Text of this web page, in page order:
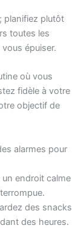
planifiez plutôt
toutes les
épuiser.
où vous
fidèle à votre
objectif de
alarmes pour
un endroit calme
des snacks
des heures.